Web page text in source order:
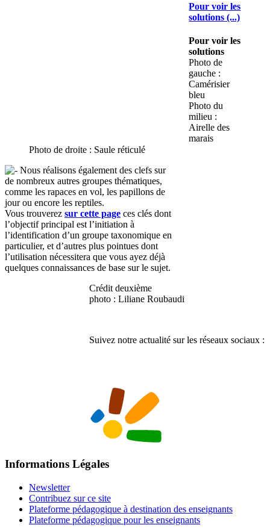
Pour voir les
solutions (...)
Pour voir les
solutions
Photo de
gauche :
Camérisier
bleu
Photo du
milieu :
Airelle des
marais
Photo de droite : Saule réticulé
Nous réalisons également des clefs sur
de nombreux autres groupes thématiques,
comme les rapaces en vol, les papillons de
jour ou encore les reptiles.
Vous trouverez sur cette page ces clés dont
l’objectif principal est l’initiation à
l’identification d’un groupe taxonomique en
particulier, et d’autres plus pointues dont
l’utilisation nécessitera que vous ayez déjà
quelques connaissances de base sur le sujet.
Crédit deuxième
photo : Liliane Roubaudi
Suivez notre actualité sur les réseaux sociaux :
Informations Légales
Newsletter
Contribuez sur ce site
Plateforme pédagogique à destination des enseignants
Plateforme pédagogique pour les enseignants